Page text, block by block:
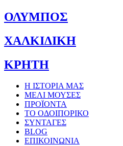
ΟΛΥΜΠΟΣ
ΧΑΛΚΙΔΙΚΗ
ΚΡΗΤΗ
Η ΙΣΤΟΡΙΑ ΜΑΣ
ΜΕΛΙ ΜΟΥΣΕΣ
ΠΡΟΪΟΝΤΑ
ΤΟ ΟΔΟΙΠΟΡΙΚΟ
ΣΥΝΤΑΓΕΣ
BLOG
ΕΠΙΚΟΙΝΩΝΙΑ